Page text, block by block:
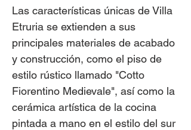
Las características únicas de Villa
Etruria se extienden a sus
principales materiales de acabado
y construcción, como el piso de
estilo rústico llamado "Cotto
Fiorentino Medievale", así como la
cerámica artística de la cocina
pintada a mano en el estilo del sur